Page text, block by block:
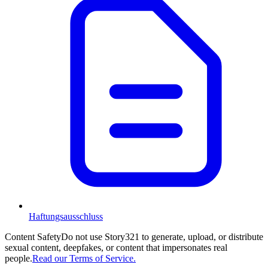
Haftungsausschluss
Content SafetyDo not use Story321 to generate, upload, or distribute
sexual content, deepfakes, or content that impersonates real
people.Read our Terms of Service.